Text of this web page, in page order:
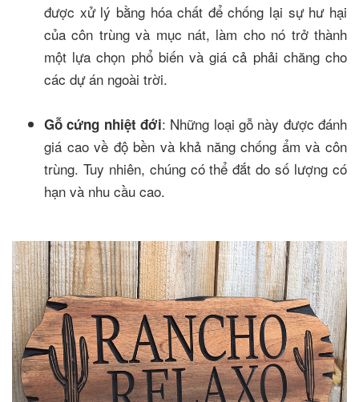
được xử lý bằng hóa chất để chống lại sự hư hại
của côn trùng và mục nát, làm cho nó trở thành
một lựa chọn phổ biến và giá cả phải chăng cho
các dự án ngoài trời.
Gỗ cứng nhiệt đới: Những loại gỗ này được đánh
giá cao về độ bền và khả năng chống ẩm và côn
trùng. Tuy nhiên, chúng có thể đắt do số lượng có
hạn và nhu cầu cao.